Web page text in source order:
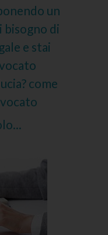
un
bisogno di
e stai
come